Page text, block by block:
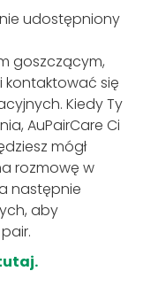
udostępniony
goszczącym,
kontaktować się
Kiedy Ty
AuPairCare Ci
mógł
rozmowę w
następnie
aby